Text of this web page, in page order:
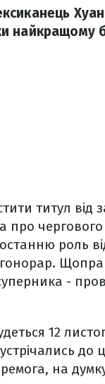
найкращому
титул
про
роль
-
12
на